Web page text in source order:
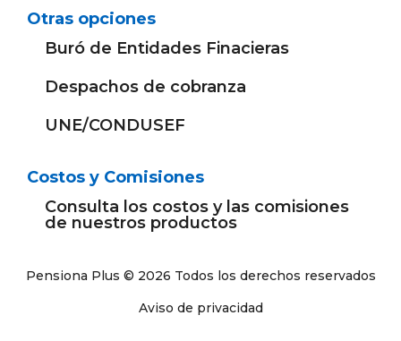
Otras opciones
Buró de Entidades Finacieras
Despachos de cobranza
UNE/CONDUSEF
Costos y Comisiones
Consulta los costos y las comisiones
de nuestros productos
Pensiona Plus © 2026 Todos los derechos reservados
Aviso de privacidad